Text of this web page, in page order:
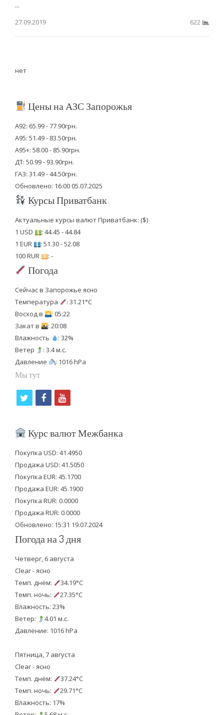
...
27.09.2019
622
нет
Цены на АЗС Запорожья
А92: 65.99 - 77.90грн.
А95: 51.49 - 83.50грн.
А95+: 58.00 - 85.90грн.
ДТ: 50.99 - 93.90грн.
ГАЗ: 31.49 - 44.50грн.
Обновлено: 16:00 05.07.2025
Курсы Приватбанк
Актуальные курсы валют Приватбанк: ($)
1 USD
: 44.45 - 44.84
1 EUR
: 51.30 - 52.08
100 RUR
: -
Погода
Сейчас в Запорожье ясно
Температура
: 31.21°C
Восход в
: 05:22
Закат в
: 20:08
Влажность
: 32%
Ветер
: 3.4 м.с.
Давление
: 1016 hPa
Мы тут
i
t
e
r
f
c
b
o
o
k
y
u
u
b
e
Курс валют Межбанка
Покупка USD: 41.4950
Продажа USD: 41.5050
Покупка EUR: 45.1700
Продажа EUR: 45.1900
Покупка RUR: 0.0000
Продажа RUR: 0.0000
Обновлено: 15:31 19.07.2024
Погода на 3 дня
Четверг, 6 августа
Clear - ясно
Темп. днём:
34.19°C
Темп. ночь:
27.35°C
Влажность: 23%
Ветер:
4.01 м.с.
Давление: 1016 hPa
Пятница, 7 августа
Clear - ясно
Темп. днём:
37.24°C
Темп. ночь:
29.71°C
Влажность: 17%